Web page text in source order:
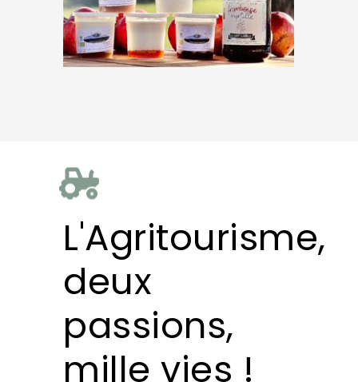
L'Agritourisme,
deux
passions,
mille vies !